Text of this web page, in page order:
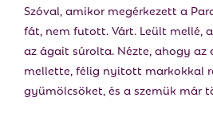
Szóval, amikor megérkezett a
fát, nem futott. Várt. Leült mellé,
az ágait súrolta. Nézte, ahogy az
mellette, félig nyitott markokkal
gyümölcsöket, és a szemük már